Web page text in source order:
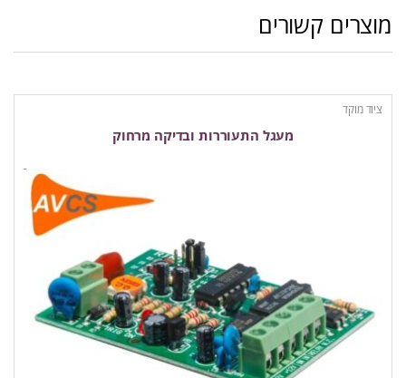
מוצרים קשורים
ציוד מוקד
מעגל התעוררות ובדיקה מרחוק